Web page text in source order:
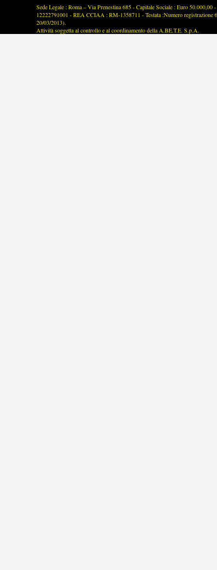
Sede Legale : Roma – Via Prenestina 685 - Capitale Sociale : Euro
12222791001 - REA CCIAA : RM-1358711 - Testata :Numero registrazione
20/03/2013).
Attività soggetta al controllo e al coordinamento della A.BE.T.E. S.p.A.